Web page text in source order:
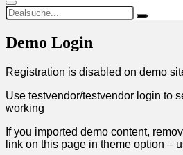
Demo Login
Registration is disabled on demo
Use testvendor/testvendor login to
working
If you imported demo content,
link on this page in theme option –